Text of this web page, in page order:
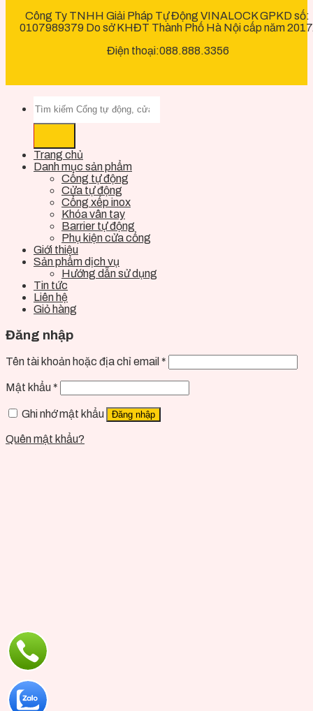
Công Ty TNHH Giải Pháp Tự Động VINALOCK GPKD số:
0107989379 Do sở KHĐT Thành Phố Hà Nội cấp năm
Điện thoại:088.888.3356
Trang chủ
Danh mục sản phẩm
Cổng tự động
Cửa tự động
Cổng xếp inox
Khóa vân tay
Barrier tự động
Phụ kiện cửa cổng
Giới thiệu
Sản phẩm dịch vụ
Hướng dẫn sử dụng
Tin tức
Liên hệ
Giỏ hàng
Đăng nhập
Tên tài khoản hoặc địa chỉ email *
Mật khẩu *
Ghi nhớ mật khẩu Đăng nhập
Quên mật khẩu?